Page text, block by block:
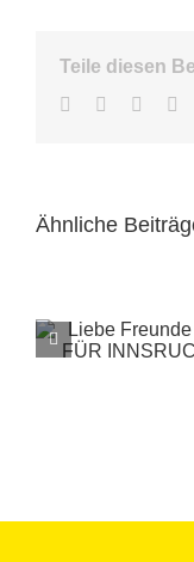
Teile diesen
Facebook
Twitter
Ähnliche
für